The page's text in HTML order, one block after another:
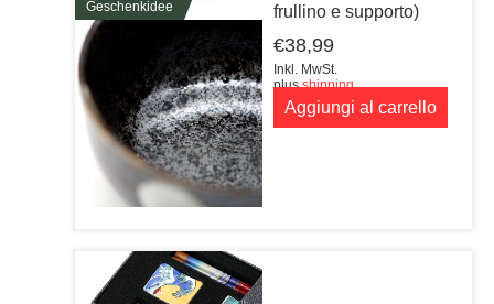
Geschenkidee
frullino e supporto)
€38,99
Inkl. MwSt.
plusshipping
Aggiungi al carrello